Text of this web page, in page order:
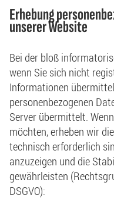
Erhebung
unserer Website
Bei der bloß
wenn Sie sich nicht
Informationen
personenbezogenen
Server übermittelt.
möchten, erheben wir
technisch erforderlich
anzuzeigen und die
gewährleisten
DSGVO):